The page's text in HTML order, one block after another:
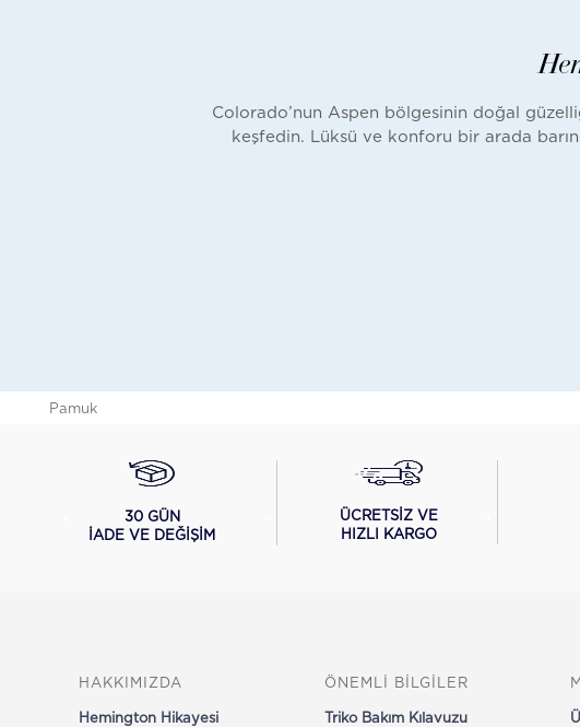
Pamuk
Colorado’nun Aspen bölgesinin doğal
keşfedin. Lüksü ve konforu bir arada
30 GÜN
İADE VE DEĞİŞİM
ÜCRETSİZ VE
HIZLI KARGO
HAKKIMIZDA
Hemington Hikayesi
ÖNEMLİ BİLGİLER
Triko Bakım Kılavuzu